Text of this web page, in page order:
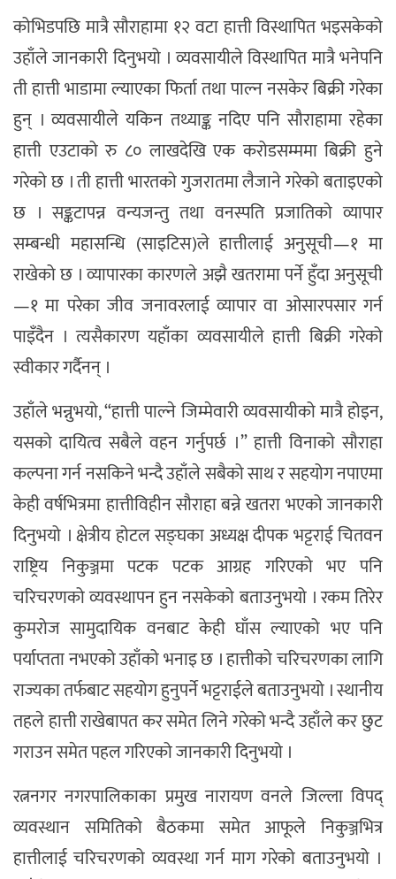
कोभिडपछि मात्रै सौराहामा १२ वटा हात्ती विस्थापित भइसकेको
उहाँले जानकारी दिनुभयो । व्यवसायीले विस्थापित मात्रै भनेपनि
ती हात्ती भाडामा ल्याएका फिर्ता तथा पाल्न नसकेर बिक्री गरेका
हुन् । व्यवसायीले यकिन तथ्याङ्क नदिए पनि सौराहामा रहेका
हात्ती एउटाको रु ८० लाखदेखि एक करोडसम्ममा बिक्री हुने
गरेको छ । ती हात्ती भारतको गुजरातमा लैजाने गरेको बताइएको
छ । सङ्कटापन्न वन्यजन्तु तथा वनस्पति प्रजातिको व्यापार
सम्बन्धी महासन्धि (साइटिस)ले हात्तीलाई अनुसूची—१ मा
राखेको छ । व्यापारका कारणले अझै खतरामा पर्ने हुँदा अनुसूची
—१ मा परेका जीव जनावरलाई व्यापार वा ओसारपसार गर्न
पाइँदैन । त्यसैकारण यहाँका व्यवसायीले हात्ती बिक्री गरेको
स्वीकार गर्दैनन् ।
उहाँले भन्नुभयो, “हात्ती पाल्ने जिम्मेवारी व्यवसायीको मात्रै होइन,
यसको दायित्व सबैले वहन गर्नुपर्छ ।” हात्ती विनाको सौराहा
कल्पना गर्न नसकिने भन्दै उहाँले सबैको साथ र सहयोग नपाएमा
केही वर्षभित्रमा हात्तीविहीन सौराहा बन्ने खतरा भएको जानकारी
दिनुभयो । क्षेत्रीय होटल सङ्घका अध्यक्ष दीपक भट्टराई चितवन
राष्ट्रिय निकुञ्जमा पटक पटक आग्रह गरिएको भए पनि
चरिचरणको व्यवस्थापन हुन नसकेको बताउनुभयो । रकम तिरेर
कुमरोज सामुदायिक वनबाट केही घाँस ल्याएको भए पनि
पर्याप्तता नभएको उहाँको भनाइ छ । हात्तीको चरिचरणका लागि
राज्यका तर्फबाट सहयोग हुनुपर्ने भट्टराईले बताउनुभयो । स्थानीय
तहले हात्ती राखेबापत कर समेत लिने गरेको भन्दै उहाँले कर छुट
गराउन समेत पहल गरिएको जानकारी दिनुभयो ।
रत्ननगर नगरपालिकाका प्रमुख नारायण वनले जिल्ला विपद्
व्यवस्थान समितिको बैठकमा समेत आफूले निकुञ्जभित्र
हात्तीलाई चरिचरणको व्यवस्था गर्न माग गरेको बताउनुभयो ।